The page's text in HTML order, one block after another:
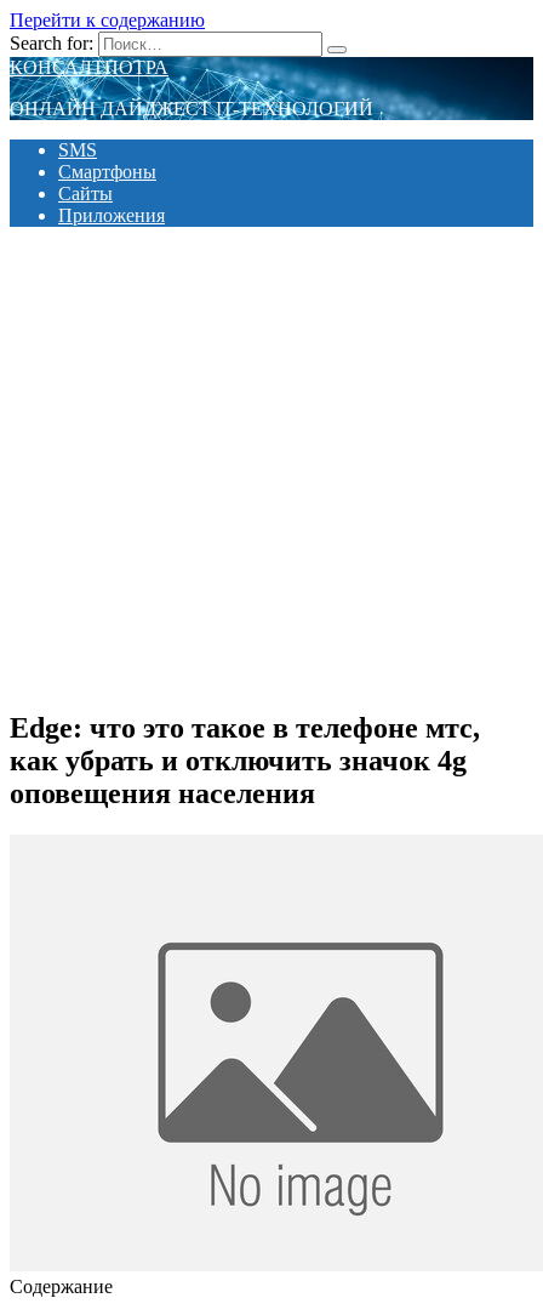
Перейти к содержанию
Search for:
КОНСАЛТПОТРА
ОНЛАЙН ДАЙДЖЕСТ IT-ТЕХНОЛОГИЙ
SMS
Смартфоны
Сайты
Приложения
Edge: что это такое в телефоне мтс,
как убрать и отключить значок 4g
оповещения населения
Содержание